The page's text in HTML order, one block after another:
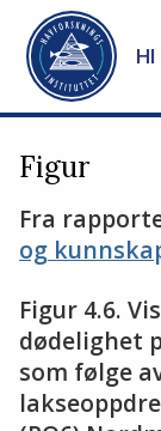
Gå til hovedinnhold
HI
Figur
Fra
og
Figur 4.6.
dødelighet
som følge